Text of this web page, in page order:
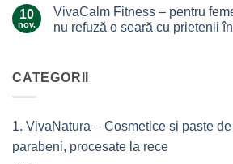
argilă
Himalayana
Ingredientul
musculare
ale
10
nov.
VivaCalm Fitness – pentru
nu refuză o seară cu prietenii
VivaCalm
Fitness
de
care
CATEGORII
1. VivaNatura – Cosmetice și paste
parabeni, procesate la rece